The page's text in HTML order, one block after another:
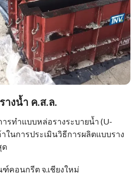
างน้ำ ค.ส.ล.
รทำแบบหล่อรางระบายน้ำ (U-
ในการประเมินวิธีการผลิตแบบราง
ด
ฑ์คอนกรีต จ.เชียงใหม่